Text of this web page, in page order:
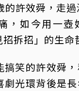
的許效舜，走
，如今用一壺
拆招」的生命
搞笑的許效舜
劇光環背後是